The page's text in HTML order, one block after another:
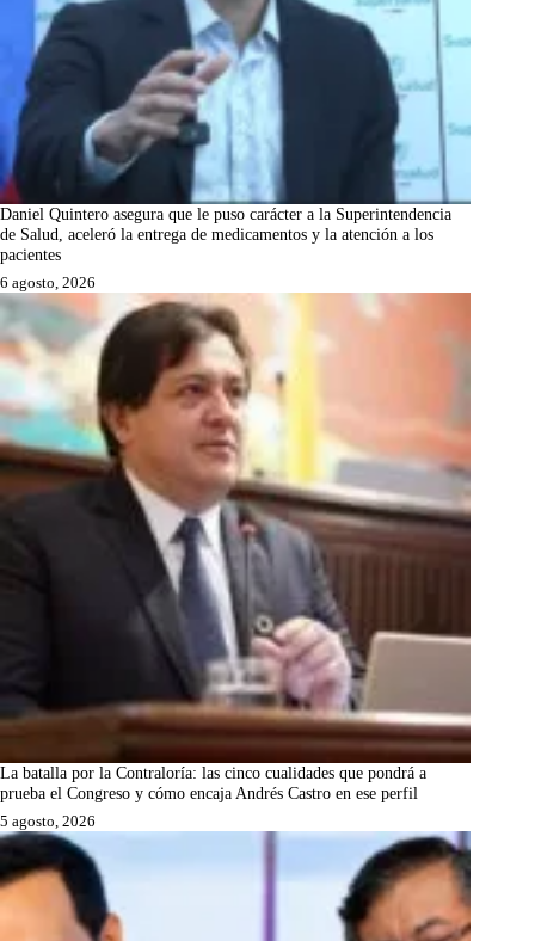
Daniel Quintero asegura que le puso carácter a la Superintendencia
de Salud, aceleró la entrega de medicamentos y la atención a los
pacientes
6 agosto, 2026
La batalla por la Contraloría: las cinco cualidades que pondrá a
prueba el Congreso y cómo encaja Andrés Castro en ese perfil
5 agosto, 2026